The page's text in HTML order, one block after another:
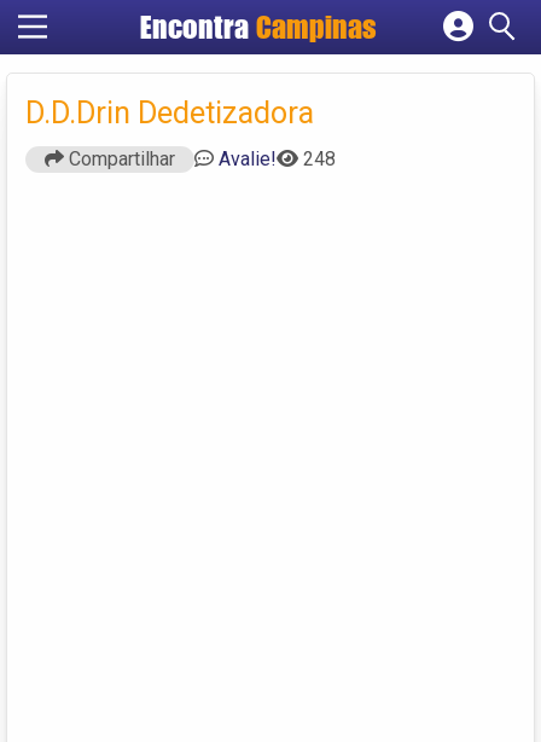
Encontra Campinas
Cadastrar empresa
Criar conta
D.D.Drin Dedetizadora
Compartilhar Avalie! 248